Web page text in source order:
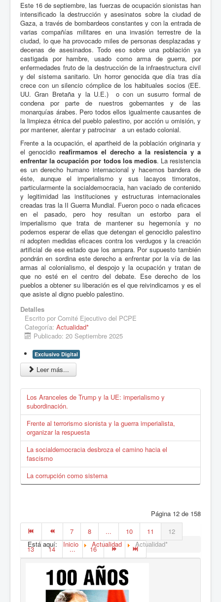
Este 16 de septiembre, las fuerzas de ocupación sionistas han
intensificado la destrucción y asesinatos sobre la ciudad de
Gaza, a través de bombardeos constantes y con la entrada de
varias compañías militares en una invasión terrestre de la
ciudad, lo que ha provocado miles de personas desplazadas y
decenas de asesinados. Todo eso sobre una población ya
castigada por hambre, usado como arma de guerra, por
enfermedades fruto de la destrucción de la infraestructura civil
y del sistema sanitario. Un horror genocida que día tras día
crece con un silencio cómplice de los habituales socios (EE.
UU. Gran Bretaña y la U.E.) o con un susurro formal de
condena por parte de nuestros gobernantes y de las
monarquías árabes. Pero todos ellos igualmente causantes de
la limpieza étnica del pueblo palestino, por acción u omisión, y
por mantener, alentar y patrocinar a un estado colonial.
Frente a la ocupación, el apartheid de la población originaria y
el genocidio reafirmamos el derecho a la resistencia y a
enfrentar la ocupación por todos los medios. La resistencia
es un derecho humano internacional y hacemos bandera de
éste, aunque el imperialismo y sus lacayos timoratos,
particularmente la socialdemocracia, han vaciado de contenido
y legitimidad las instituciones y estructuras internacionales
creadas tras la II Guerra Mundial. Fueron poco o nada eficaces
en el pasado, pero hoy resultan un estorbo para el
imperialismo que trata de mantener su hegemonía y no
podemos esperar de ellas que detengan el genocidio palestino
ni adopten medidas eficaces contra los verdugos y la creación
artificial de ese estado que los ampara. Por supuesto también
pondrán en sordina este derecho a enfrentar por la vía de las
armas al colonialismo, el despojo y la ocupación y tratan de
que no esté en el centro del debate. Ese derecho de los
pueblos a obtener su liberación es el que reivindicamos y es el
que asiste al digno pueblo palestino.
Detalles
Escrito por Comité Ejecutivo del PCPE
Categoría: Actualidad*
Publicado: 20 Septiembre 2025
Exclusivo Digital
Leer más...
Los Aranceles de Trump y la UE: imperialismo y
subordinación.
Frente al terrorismo sionista y la guerra imperialista,
organizar la respuesta
La socialdemocracia desbroza el camino hacia el
fascismo
La corrupción como sistema
Página 12 de 158
7
8 ... 10 11
12
13
14 ... 16
Está aquí: Inicio Actualidad Actualidad*